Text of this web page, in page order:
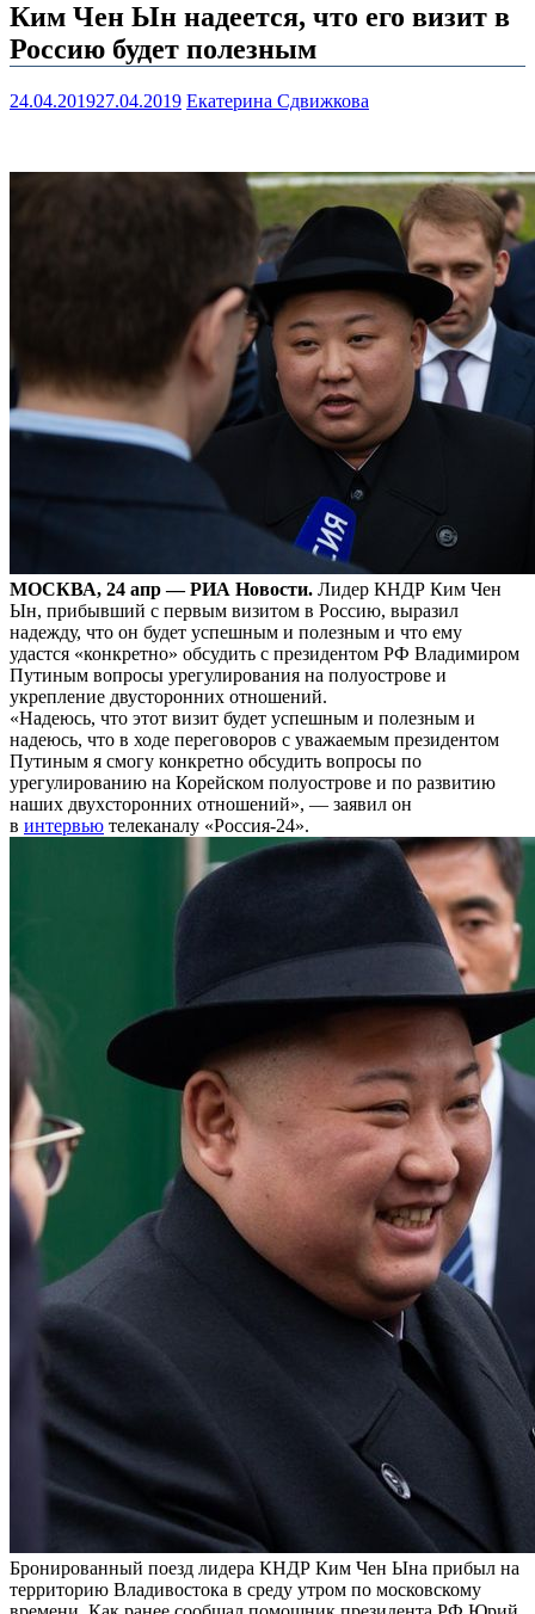
Ким Чен Ын надеется, что его визит в
Россию будет полезным
24.04.201927.04.2019 Екатерина Сдвижкова
МОСКВА, 24 апр — РИА Новости. Лидер КНДР Ким Чен
Ын, прибывший с первым визитом в Россию, выразил
надежду, что он будет успешным и полезным и что ему
удастся «конкретно» обсудить с президентом РФ Владимиром
Путиным вопросы урегулирования на полуострове и
укрепление двусторонних отношений.
«Надеюсь, что этот визит будет успешным и полезным и
надеюсь, что в ходе переговоров с уважаемым президентом
Путиным я смогу конкретно обсудить вопросы по
урегулированию на Корейском полуострове и по развитию
наших двухсторонних отношений», — заявил он
в интервью телеканалу «Россия-24».
Бронированный поезд лидера КНДР Ким Чен Ына прибыл на
территорию Владивостока в среду утром по московскому